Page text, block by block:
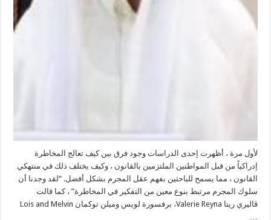
لأول مرة ، أظهرت إحدى الدراسات وجود فرق بين كيف تعالج المخاطرة
إدراكياً من قبل المواطنين الملتزمين بالقانون ، وكيف يختلف ذلك في منتهكي
القانون ، مما يسمح للباحثين بفهم عقل المجرم بشكل أفضل. “لقد وجدنا أن
سلوك المجرم مرتبط بنوع معين من التفكير في المخاطرة” ، كما قالت
ڤاليري رينا Valerie Reyna، برفسورة لويس وميلن توكمان Lois and Melvin